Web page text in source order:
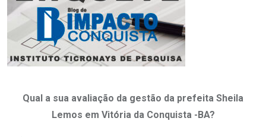
Qual a sua avaliação da gestão da prefeita Sheila
Lemos em Vitória da Conquista -BA?